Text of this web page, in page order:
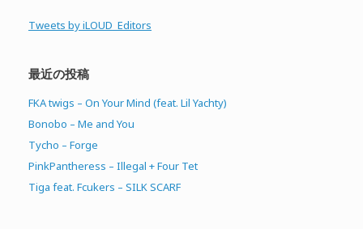
Tweets by iLOUD_Editors
最近の投稿
FKA twigs – On Your Mind (feat. Lil Yachty)
Bonobo – Me and You
Tycho – Forge
PinkPantheress – Illegal + Four Tet
Tiga feat. Fcukers – SILK SCARF